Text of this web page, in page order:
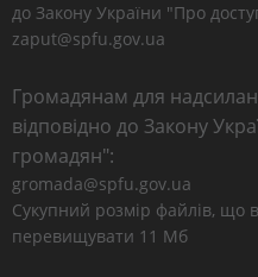
до Закону України "Про
zaput@spfu.gov.ua
Громадянам для
відповідно до Закону
громадян":
gromada@spfu.gov.ua
Сукупний розмір файлів, що
перевищувати 11 Мб